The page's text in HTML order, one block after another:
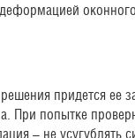
деформацией
придется ее
При попытке
– не усугублять